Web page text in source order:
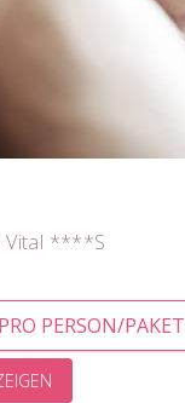
Vital ****S
PRO PERSON/PAKET